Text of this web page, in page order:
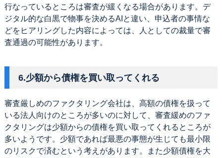
行なっているところは審査が緩くなる場合があります。デ
ジタル的な白黒で物事を決めるAIと違い、申込者の事情な
どをヒアリングした内容によっては、人としての裁量で審
査通過の可能性があります。
6.少額から債権を買い取ってくれる
審査厳しめのファクタリング会社は、高額の債権を扱って
いる法人向けのところが多いのに対して、審査緩めのファ
クタリングは少額からの債権を買い取ってくれるところが
多いようです。少額であれば最悪の事態が生じても最小限
のリスクで済むという考えがあります。また少額債権を大